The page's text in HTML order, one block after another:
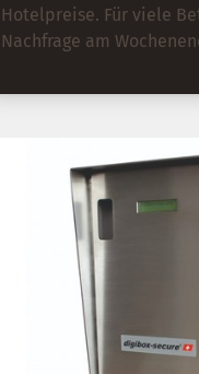
Hotelpreise. Für viele Betriebe ist die
Nachfrage am
Destinationen) oder
Strategie mit
die unterschiedliche
Wochenende werden
als unter der Woche.
zimperlich sein –
sogar 40% auf die
durchaus üblich. Wussten Sie, dass Hotels mit
einer klugen
Schnitt über 11 % mehr